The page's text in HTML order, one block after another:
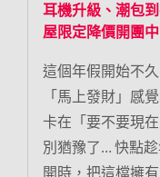
耳機升級、潮包
屋限定降價開團中
這個年假開始不
「馬上發財」感
卡在「要不要現
別猶豫了… 快點
開時，把這檔擁